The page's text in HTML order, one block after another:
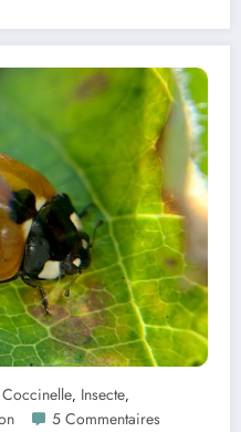
Coccinelle, Insecte,
5 Commentaires